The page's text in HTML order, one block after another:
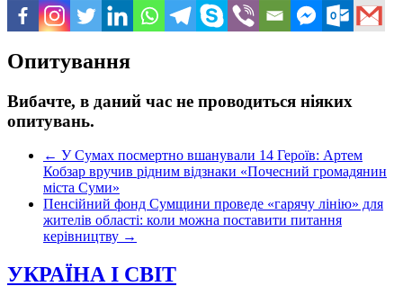
Опитування
Вибачте, в даний час не проводиться ніяких
опитувань.
← У Сумах посмертно вшанували 14 Героїв: Артем
Кобзар вручив рідним відзнаки «Почесний громадянин
міста Суми»
Пенсійний фонд Сумщини проведе «гарячу лінію» для
жителів області: коли можна поставити питання
керівництву →
УКРАЇНА І СВІТ